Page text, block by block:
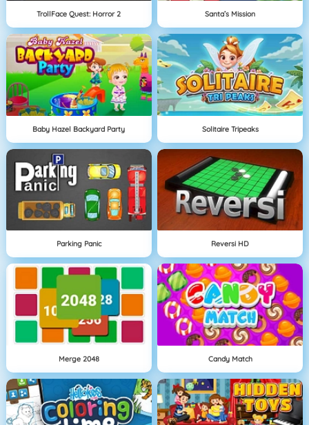
TrollFace Quest: Horror 2 Santa’s Mission
Baby Hazel Backyard Party Solitaire Tripeaks
Parking Panic Reversi HD
Merge 2048 Candy Match